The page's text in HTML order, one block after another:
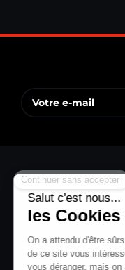
Carpolishest
économiques.